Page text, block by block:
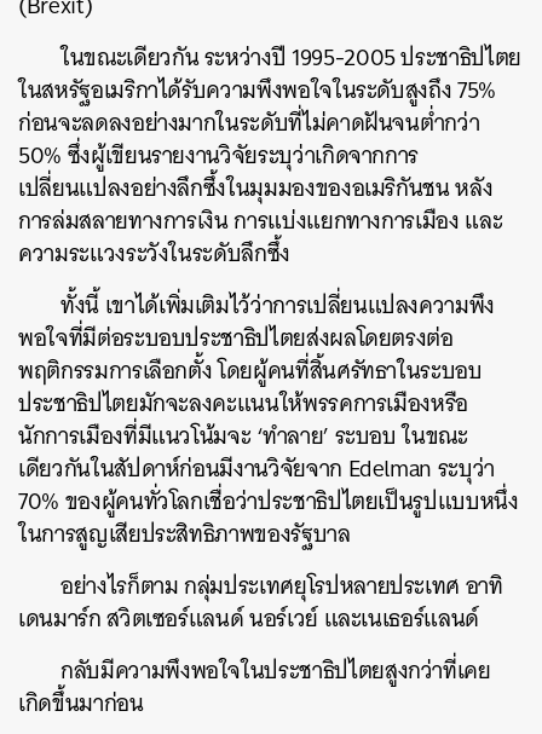
ในขณะเดียวกัน ระหว่างปี 1995-2005 ประชาธิปไตย
ในสหรัฐอเมริกาได้รับความพึงพอใจในระดับสูงถึง 75%
ก่อนจะลดลงอย่างมากในระดับที่ไม่คาดฝันจนต่ำกว่า
50% ซึ่งผู้เขียนรายงานวิจัยระบุว่าเกิดจากการ
เปลี่ยนแปลงอย่างลึกซึ้งในมุมมองของอเมริกันชน หลัง
การล่มสลายทางการเงิน การแบ่งแยกทางการเมือง และ
ความระแวงระวังในระดับลึกซึ้ง
ทั้งนี้ เขาได้เพิ่มเติมไว้ว่าการเปลี่ยนแปลงความพึง
พอใจที่มีต่อระบอบประชาธิปไตยส่งผลโดยตรงต่อ
พฤติกรรมการเลือกตั้ง โดยผู้คนที่สิ้นศรัทธาในระบอบ
ประชาธิปไตยมักจะลงคะแนนให้พรรคการเมืองหรือ
นักการเมืองที่มีแนวโน้มจะ ‘ทำลาย’ ระบอบ ในขณะ
เดียวกันในสัปดาห์ก่อนมีงานวิจัยจาก Edelman ระบุว่า
70% ของผู้คนทั่วโลกเชื่อว่าประชาธิปไตยเป็นรูปแบบหนึ่ง
ในการสูญเสียประสิทธิภาพของรัฐบาล
อย่างไรก็ตาม กลุ่มประเทศยุโรปหลายประเทศ อาทิ
เดนมาร์ก สวิตเซอร์แลนด์ นอร์เวย์ และเนเธอร์แลนด์
กลับมีความพึงพอใจในประชาธิปไตยสูงกว่าที่เคย
เกิดขึ้นมาก่อน
ค้นหา
SHARE TWEET LINE EMAIL